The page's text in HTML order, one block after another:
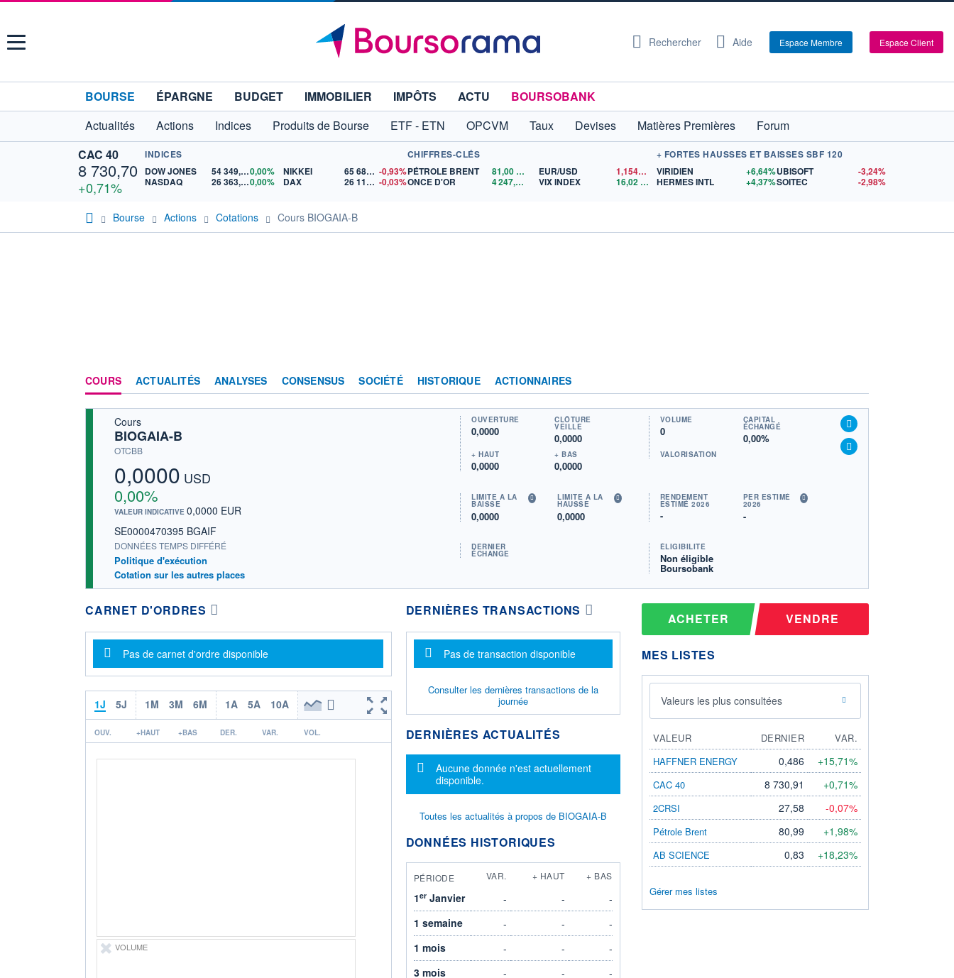
Menu Rechercher Aide Espace Membre Espace Client
BOURSE ÉPARGNE BUDGET IMMOBILIER IMPÔTS ACTU
BOURSOBANK
Actualités
Actions Indices Produits de Bourse ETF - ETN OPCVM Taux Devises Matières Premières
Forum
CAC 40
8 730,70
+0,71%
INDICES
DOW JONES
54 349,120,00%
NASDAQ
26 363,440,00%
NIKKEI 65 683,26 -0,93%
DAX
26 119,42 -0,03%
CHIFFRES-CLÉS
PÉTROLE BRENT
81,00
ONCE D'OR
4 247,47 $US
EUR/USD 1,1540$US
VIX INDEX
16,02
+ FORTES HAUSSES ET BAISSES SBF 120
VIRIDIEN
+6,64%
HERMES INTL
+4,37%
UBISOFT
-3,24%
SOITEC
-2,98%
Bourse Actions Cotations Cours BIOGAIA-B
COURS ACTUALITÉS ANALYSES CONSENSUS SOCIÉTÉ HISTORIQUE ACTIONNAIRES
Cours
BIOGAIA-B
OTCBB
0,0000 USD
0,00%
VALEUR INDICATIVE 0,0000 EUR
SE0000470395 BGAIF
DONNÉES TEMPS DIFFÉRÉ
Politique d'exécution
Cotation sur les autres places
OUVERTURE
0,0000
CLÔTURE
VEILLE
0,0000
+ HAUT
0,0000
+ BAS
0,0000
VOLUME
0
CAPITAL
ÉCHANGÉ
0,00%
VALORISATION
LIMITE À LA
BAISSE
0,0000
LIMITE À LA
HAUSSE
0,0000
RENDEMENT
ESTIMÉ 2026
-
PER ESTIMÉ
2026
-
DERNIER
ÉCHANGE
ÉLIGIBILITÉ
Non éligible
Boursobank
CARNET D'ORDRES
Message d'information
Pas de carnet d'ordre disponible
1J 5J 1M 3M 6M 1A 5A 10A
OUV. +HAUT +BAS DER. VAR. VOL.
VOLUME
DERNIÈRES TRANSACTIONS
Message d'information
Pas de transaction disponible
Consulter les dernières transactions de la
journée
DERNIÈRES ACTUALITÉS
Message d'information
Aucune donnée n'est actuellement
disponible.
Toutes les actualités à propos de BIOGAIA-B
DONNÉES HISTORIQUES
PÉRIODE VAR. + HAUT + BAS
1erJanvier - -
-
1 semaine
- -
-
1 mois
- -
-
3 mois
- -
-
ACHETER VENDRE
MES LISTES
Valeurs les plus consultées
VALEUR DERNIER
VAR.
HAFFNER ENERGY
0,486 +15,71%
CAC 40 8 730,91 +0,71%
2CRSI 27,58 -0,07%
Pétrole Brent 80,99 +1,98%
AB SCIENCE 0,83 +18,23%
Gérer mes listes